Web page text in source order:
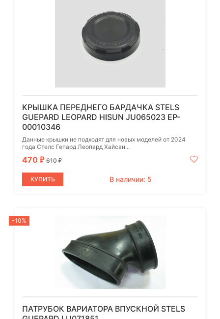
КРЫШКА ПЕРЕДНЕГО БАРДАЧКА STELS
GUEPARD LEOPARD HISUN JU065023 EP-
00010346
Данные крышки не подходят для новых моделей от 2024
года Стелс Гепард Леопард Хайсан...
470 ₽ 610₽
КУПИТЬ В наличии: 5
-10%
ПАТРУБОК ВАРИАТОРА ВПУСКНОЙ STELS